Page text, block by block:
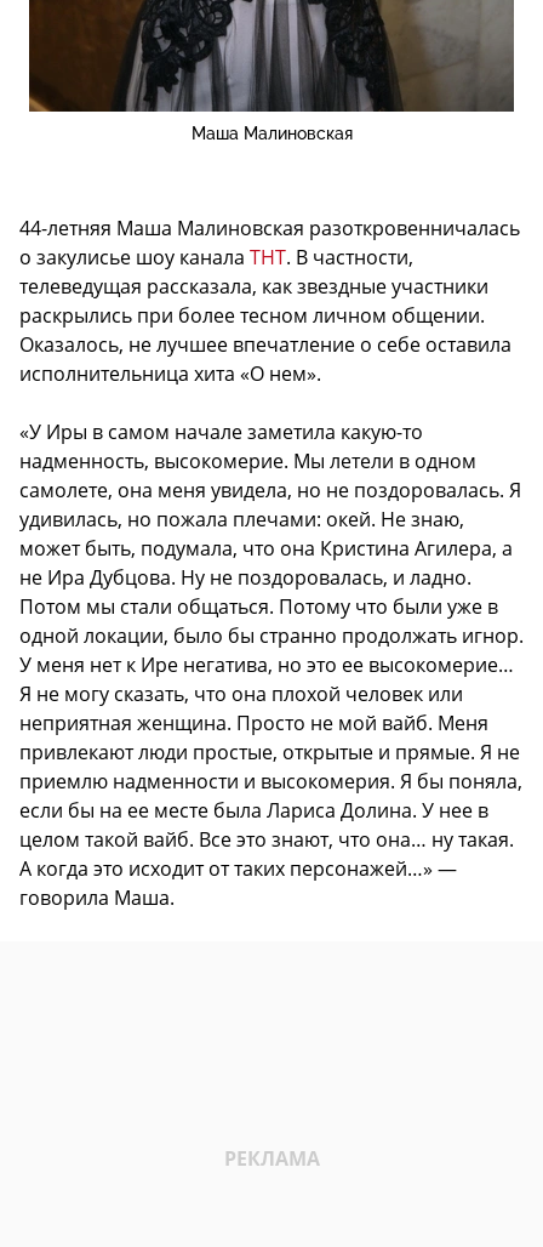
Маша Малиновская
44-летняя Маша Малиновская разоткровенничалась
о закулисье шоу канала ТНТ. В частности,
телеведущая рассказала, как звездные участники
раскрылись при более тесном личном общении.
Оказалось, не лучшее впечатление о себе оставила
исполнительница хита «О нем».
«У Иры в самом начале заметила какую-то
надменность, высокомерие. Мы летели в одном
самолете, она меня увидела, но не поздоровалась. Я
удивилась, но пожала плечами: окей. Не знаю,
может быть, подумала, что она Кристина Агилера, а
не Ира Дубцова. Ну не поздоровалась, и ладно.
Потом мы стали общаться. Потому что были уже в
одной локации, было бы странно продолжать игнор.
У меня нет к Ире негатива, но это ее высокомерие…
Я не могу сказать, что она плохой человек или
неприятная женщина. Просто не мой вайб. Меня
привлекают люди простые, открытые и прямые. Я не
приемлю надменности и высокомерия. Я бы поняла,
если бы на ее месте была Лариса Долина. У нее в
целом такой вайб. Все это знают, что она… ну такая.
А когда это исходит от таких персонажей…» —
говорила Маша.